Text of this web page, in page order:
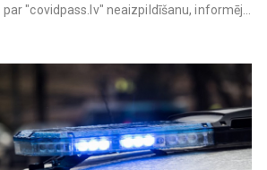
"covidpass.lv" neaizpildīšanu, informēj...